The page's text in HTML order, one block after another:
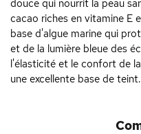
douce qui nourrit la peau
cacao riches en vitamine E
base d'algue marine qui
et de la lumière bleue des
l'élasticité et le confort de
une excellente base de teint.